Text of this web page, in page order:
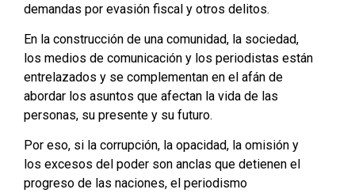
demandas por evasión fiscal y otros delitos.
En la construcción de una comunidad, la sociedad,
los medios de comunicación y los periodistas están
entrelazados y se complementan en el afán de
abordar los asuntos que afectan la vida de las
personas, su presente y su futuro.
Por eso, si la corrupción, la opacidad, la omisión y
los excesos del poder son anclas que detienen el
progreso de las naciones, el periodismo